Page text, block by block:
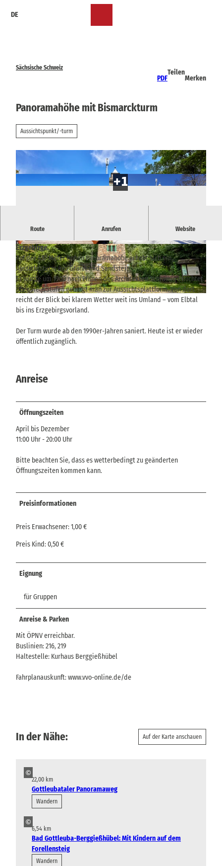
DE
Sächsische Schweiz
PDF
Teilen
Merken
Panoramahöhe mit Bismarckturm
Aussichtspunkt/-turm
© Marko Förster | KI-optimiert |CC-BY-SA
© Mario Scheinert | KI-optimiert |CC-BY-SA © viawww.saechsische-schweiz.de, Mario Schei
nert |
CC-BY-SA
Route Anrufen Website
25 Meter hoher Aussichtsturm auf der Panoramahöhe – mit
Erzgebirge.
Auf der 437 Meter hohen Panoramahöhe erhebt sich ein
Aussichtsturm aus Granit und Sandstein.
Er wurde um 1900 nach Plänen des Architekten Schramm errichtet.
Über viele Stufen gelangt man zur Aussichtsplattform. Von dort
reicht der Blick bei klarem Wetter weit ins Umland – vom Elbtal
bis ins Erzgebirgsvorland.
Der Turm wurde ab den 1990er-Jahren saniert. Heute ist er wieder
öffentlich zugänglich.
Anreise
Öffnungszeiten
April bis Dezember
11:00 Uhr - 20:00 Uhr
Bitte beachten Sie, dass es wetterbedingt zu geänderten
Öffnungszeiten kommen kann.
Preisinformationen
Preis Erwachsener: 1,00 €
Preis Kind: 0,50 €
Eignung
für Gruppen
Anreise & Parken
Mit ÖPNV erreichbar.
Buslinien: 216, 219
Haltestelle: Kurhaus Berggießhübel
Fahrplanauskunft: www.vvo-online.de/de
In der Nähe: Auf der Karte anschauen
©
22,00 km
Gottleubataler Panoramaweg
Wandern
©
6,54 km
Bad Gottleuba-Berggießhübel: Mit Kindern auf dem
Forellensteig
Wandern